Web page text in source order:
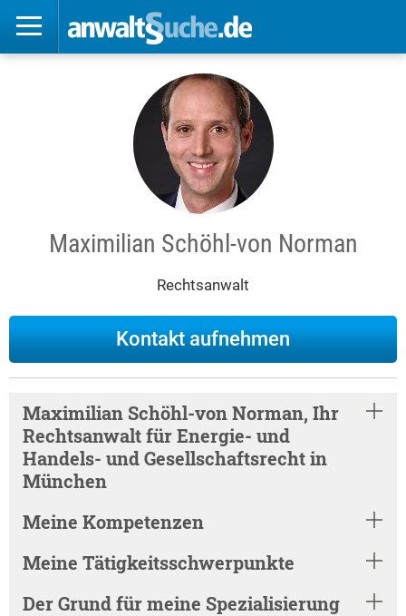
Maximilian Schöhl-von Norman
Rechtsanwalt
Kontakt aufnehmen
Maximilian Schöhl-von Norman, Ihr
Rechtsanwalt für Energie- und
Handels- und Gesellschaftsrecht in
München
Meine Kompetenzen
Meine Tätigkeitsschwerpunkte
Der Grund für meine Spezialisierung